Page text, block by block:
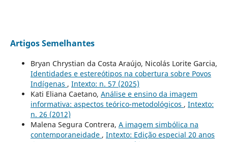
Artigos Semelhantes
Bryan Chrystian da Costa Araújo, Nicolás Lorite Garcia,
Identidades e estereótipos na cobertura sobre Povos
Indígenas , Intexto: n. 57 (2025)
Kati Eliana Caetano, Análise e ensino da imagem
informativa: aspectos teórico-metodológicos , Intexto:
n. 26 (2012)
Malena Segura Contrera, A imagem simbólica na
contemporaneidade , Intexto: Edição especial 20 anos